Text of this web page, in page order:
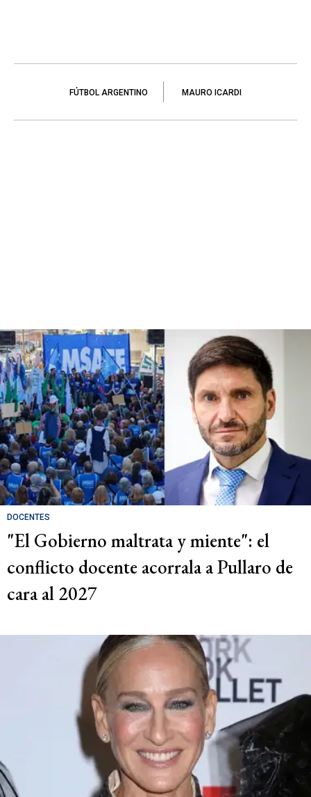
FÚTBOL ARGENTINO MAURO ICARDI
DOCENTES
"El Gobierno maltrata y miente": el
conflicto docente acorrala a Pullaro de
cara al 2027